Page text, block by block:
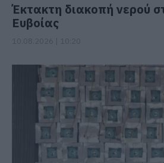
Έκτακτη διακοπή νερού
Ευβοίας